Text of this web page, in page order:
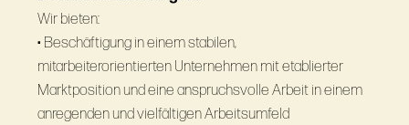
Wir bieten:
• Beschäftigung in einem stabilen,
mitarbeiterorientierten Unternehmen mit etablierter
Marktposition und eine anspruchsvolle Arbeit in einem
anregenden und vielfältigen Arbeitsumfeld